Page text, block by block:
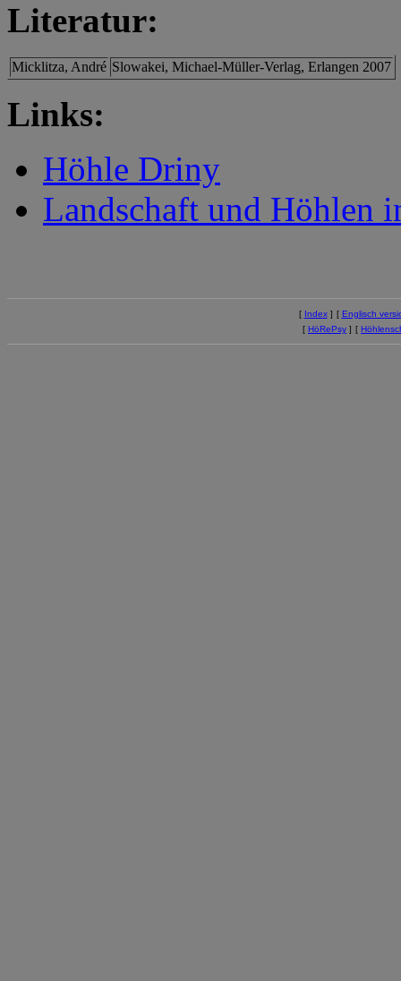
Literatur:
Micklitza, André Slowakei, Michael-Müller-Verlag, Erlangen 2007
Links:
Höhle Driny
Landschaft und Höhlen
[ Index] [ Englisch
[ HöRePsy ] [